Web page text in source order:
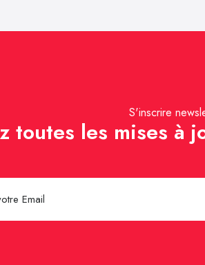
S'inscrire
toutes les mises à